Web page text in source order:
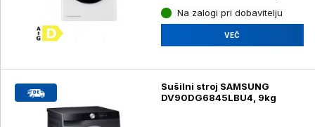
Na zalogi pri dobavitelju
VEČ
Sušilni stroj SAMSUNG
DV90DG6845LBU4, 9kg